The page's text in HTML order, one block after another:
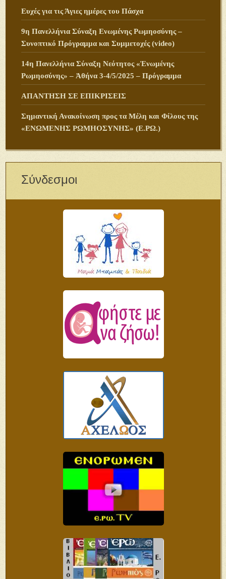
Ευχές για τις Άγιες ημέρες του Πάσχα
9η Πανελλήνια Σύναξη Ενωμένης Ρωμηοσύνης –
Συνοπτικό Πρόγραμμα και Συμμετοχές (video)
14η Πανελλήνια Σύναξη Νεότητος «Ἑνωμένης
Ρωμηοσύνης» – Ἀθήνα 3-4/5/2025 – Πρόγραμμα
ΑΠΑΝΤΗΣΗ ΣΕ ΕΠΙΚΡΙΣΕΙΣ
Σημαντική Ανακοίνωση προς τα Μέλη και Φίλους της
«ΕΝΩΜΕΝΗΣ ΡΩΜΗΟΣΥΝΗΣ» (Ε.ΡΩ.)
Σύνδεσμοι